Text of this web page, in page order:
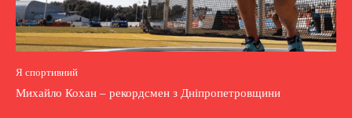
Я спортивний
Михайло Кохан – рекордсмен з Дніпропетровщини